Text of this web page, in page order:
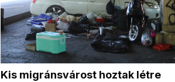
Kis migránsvárost hoztak létre